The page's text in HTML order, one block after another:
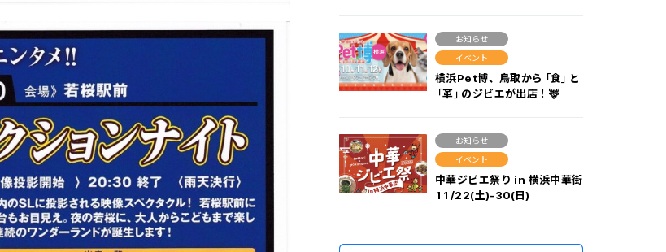
お知らせ
イベント
横浜Pet博、鳥取から「食」と
「革」のジビエが出店！🦌
お知らせ
イベント
中華ジビエ祭り in 横浜中華街
11/22(土)-30(日)